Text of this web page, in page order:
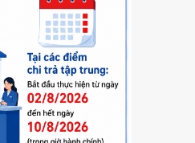
link page
sjcsaigon). Trước đó,
và cảnh báo đến
đối tượng xấu giả mạo
nền tảng Facebook
đảo, trục lợi. Để bảo đảm
hàng, công ty SJC